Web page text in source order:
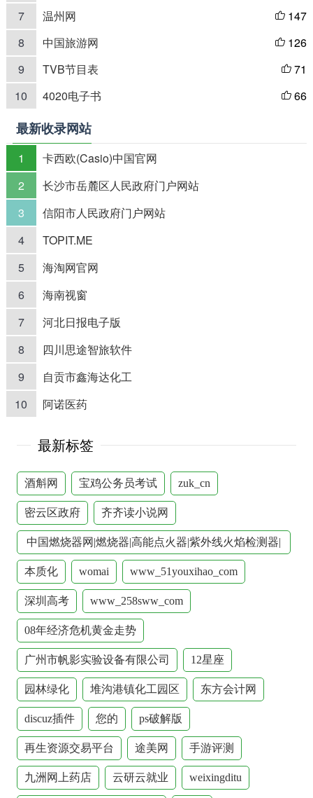
7
温州网  147
8
中国旅游网  126
9
TVB节目表  71
10
4020电子书  66
最新收录网站
1
卡西欧(Casio)中国官网
2
长沙市岳麓区人民政府门户网站
3
信阳市人民政府门户网站
4
TOPIT.ME
5
海淘网官网
6
海南视窗
7
河北日报电子版
8
四川思途智旅软件
9
自贡市鑫海达化工
10
阿诺医药
最新标签
酒斛网 宝鸡公务员考试 zuk_cn
密云区政府 齐齐读小说网
中国燃烧器网|燃烧器|高能点火器|紫外线火焰检测器|
燃烧控制器|工业废气焚烧燃烧器|焚烧炉|ranshaoqi|Bur
本质化 womai www_51youxihao_com
深圳高考 www_258sww_com
08年经济危机黄金走势
广州市帆影实验设备有限公司 12星座
园林绿化 堆沟港镇化工园区 东方会计网
discuz插件 您的 ps破解版
再生资源交易平台 途美网 手游评测
九洲网上药店 云研云就业 weixingditu